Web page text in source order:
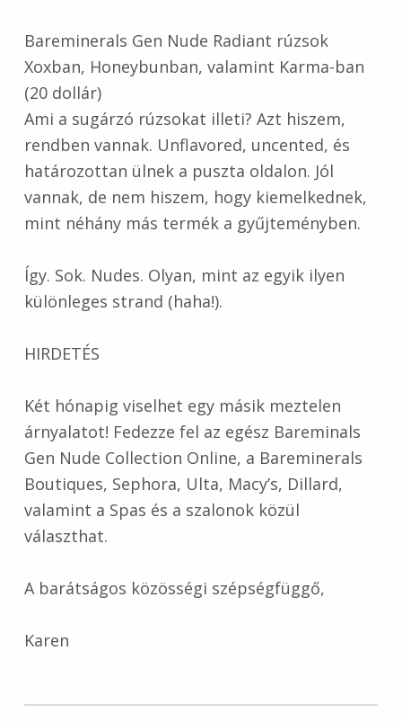
Bareminerals Gen Nude Radiant rúzsok
Xoxban, Honeybunban, valamint Karma-ban
(20 dollár)
Ami a sugárzó rúzsokat illeti? Azt hiszem,
rendben vannak. Unflavored, uncented, és
határozottan ülnek a puszta oldalon. Jól
vannak, de nem hiszem, hogy kiemelkednek,
mint néhány más termék a gyűjteményben.
Így. Sok. Nudes. Olyan, mint az egyik ilyen
különleges strand (haha!).
HIRDETÉS
Két hónapig viselhet egy másik meztelen
árnyalatot! Fedezze fel az egész Bareminals
Gen Nude Collection Online, a Bareminerals
Boutiques, Sephora, Ulta, Macy’s, Dillard,
valamint a Spas és a szalonok közül
választhat.
A barátságos közösségi szépségfüggő,
Karen